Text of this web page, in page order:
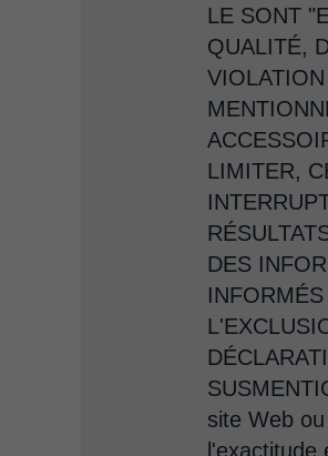
LE SONT
QUALITÉ,
LIMITER,
DES
site Web